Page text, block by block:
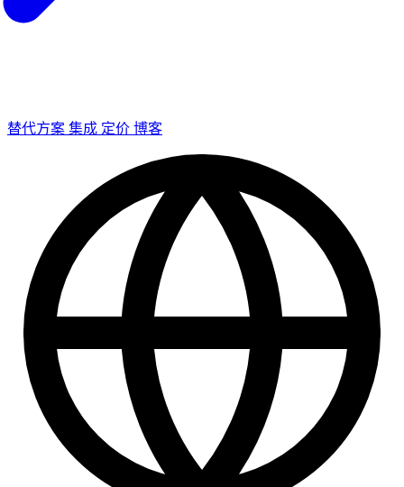
替代方案 集成 定价 博客